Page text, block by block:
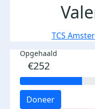
TCS
Opgehaald
€252
Doneer